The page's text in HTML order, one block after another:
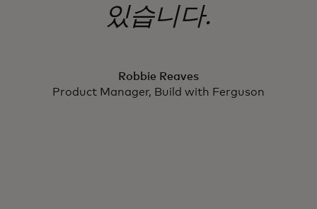
있습니다.
Robbie Reaves
Product Manager, Build with Ferguson